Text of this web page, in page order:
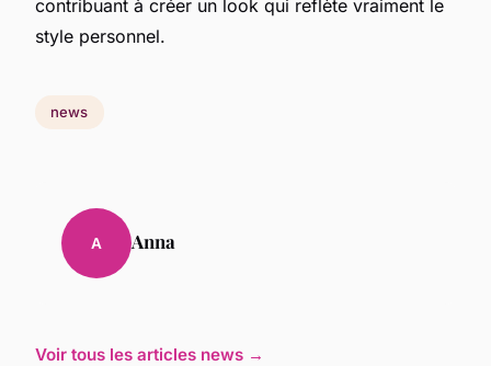
contribuant à créer un look qui reflète vraiment le
style personnel.
news
A Anna
Voir tous les articles news →